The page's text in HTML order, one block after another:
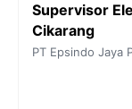
Supervisor
Cikarang
PT Epsindo Jaya